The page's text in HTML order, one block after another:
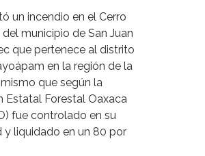
un incendio en el Cerro
municipio de San Juan
que pertenece al distrito
en la región de la
que según la
Estatal Forestal Oaxaca
fue controlado en su
y liquidado en un 80 por